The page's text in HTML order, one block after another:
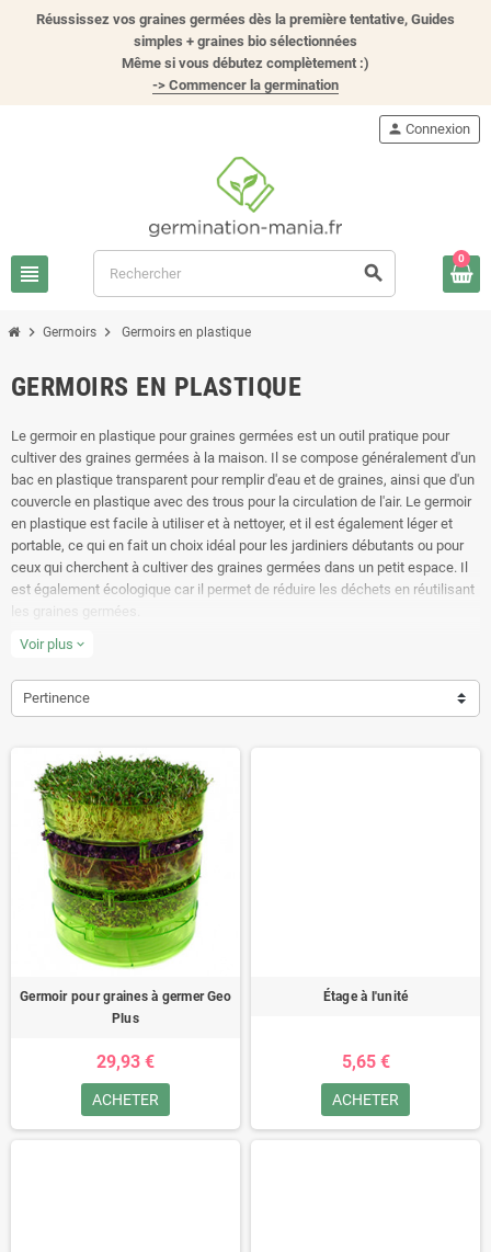
Réussissez vos graines germées dès la première tentative, Guides
simples + graines bio sélectionnées
Même si vous débutez complètement :)
-> Commencer la germination
view_headline search
person Connexion
0
chevron_right Germoirs chevron_right Germoirs en plastique
GERMOIRS EN PLASTIQUE
Le germoir en plastique pour graines germées est un outil pratique pour
cultiver des graines germées à la maison. Il se compose généralement d'un
bac en plastique transparent pour remplir d'eau et de graines, ainsi que d'un
couvercle en plastique avec des trous pour la circulation de l'air. Le germoir
en plastique est facile à utiliser et à nettoyer, et il est également léger et
portable, ce qui en fait un choix idéal pour les jardiniers débutants ou pour
ceux qui cherchent à cultiver des graines germées dans un petit espace. Il
est également écologique car il permet de réduire les déchets en réutilisant
les graines germées.
Découvrez tout ce que vous devez savoir dans notre
Voir plus expand_more
Pertinence
Germoir pour graines à germer Geo
Plus
29,93 €
ACHETER
Étage à l'unité
5,65 €
ACHETER